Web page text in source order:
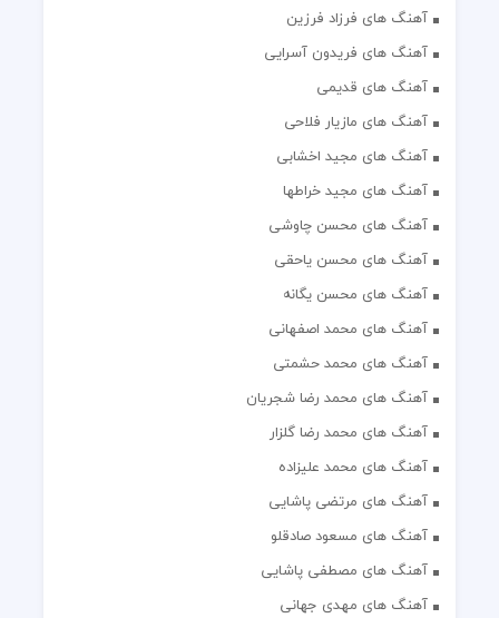
آهنگ های فرزاد فرزین
آهنگ های فریدون آسرایی
آهنگ های قدیمی
آهنگ های مازیار فلاحی
آهنگ های مجید اخشابی
آهنگ های مجید خراطها
آهنگ های محسن چاوشی
آهنگ های محسن یاحقی
آهنگ های محسن یگانه
آهنگ های محمد اصفهانی
آهنگ های محمد حشمتی
آهنگ های محمد رضا شجریان
آهنگ های محمد رضا گلزار
آهنگ های محمد علیزاده
آهنگ های مرتضی پاشایی
آهنگ های مسعود صادقلو
آهنگ های مصطفی پاشایی
آهنگ های مهدی جهانی